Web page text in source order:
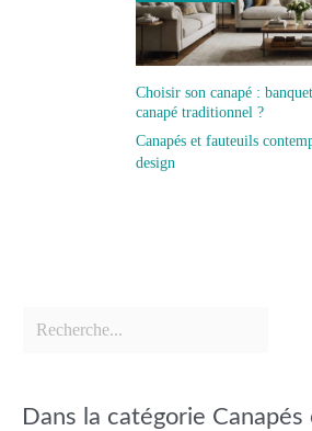
Choisir son canapé :
canapé traditionnel ?
Canapés et fauteuils
design
Dans la catégorie